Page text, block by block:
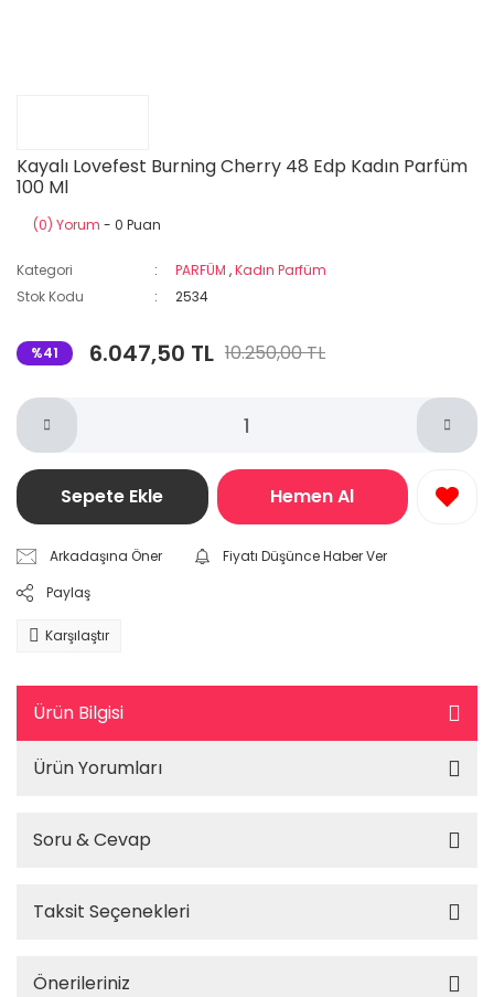
Kayalı Lovefest Burning Cherry 48 Edp Kadın Parfüm
100 Ml
(0) Yorum - 0 Puan
Kategori PARFÜM ,Kadın Parfüm
Stok Kodu
2534
%41 6.047,50 TL 10.250,00 TL
Sepete Ekle Hemen Al
Arkadaşına Öner
Fiyatı Düşünce Haber Ver
Paylaş
Karşılaştır
Ürün Bilgisi
Ürün Yorumları
Soru & Cevap
Taksit Seçenekleri
Önerileriniz